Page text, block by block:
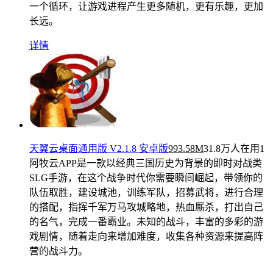
一个循环，让游戏进程产生更多随机，更有乐趣，更加
长远。
详情
天翼云桌面通用版 V2.1.8 安卓版993.58M31.8万人在用 1
阿牧云APP是一款以经典三国历史为背景的即时对战类
SLG手游，在这个战争时代你需要瞬间崛起，带领你的
队伍取胜，建设城池，训练军队，招募武将，进行合理
的搭配，指挥千军万马攻城略地，热血厮杀，打出自己
的名气，完成一番霸业。未知的战斗，丰富的多彩的游
戏剧情，随着走向来增加难度，收集各种资源来提高阵
营的战斗力。